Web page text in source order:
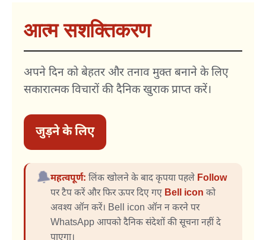
आत्म सशक्तिकरण
अपने दिन को बेहतर और तनाव मुक्त बनाने के लिए
सकारात्मक विचारों की दैनिक खुराक प्राप्त करें।
जुड़ने के लिए
🔔महत्वपूर्ण: लिंक खोलने के बाद कृपया पहले Follow
पर टैप करें और फिर ऊपर दिए गए Bell icon को
अवश्य ऑन करें। Bell icon ऑन न करने पर
WhatsApp आपको दैनिक संदेशों की सूचना नहीं दे